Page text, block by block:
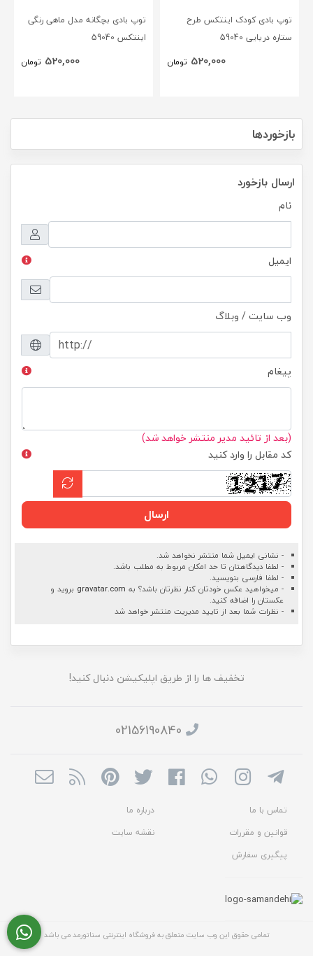
توپ بادی کودک اینتکس طرح
ستاره دریایی 59040
520,000 تومان
توپ بادی بچگانه مدل ماهی رنگی
اینتکس 59040
520,000 تومان
بازخوردها
ارسال بازخورد
نام
ایمیل
وب سایت / وبلاگ
پیغام
(بعد از تائید مدیر منتشر خواهد شد)
کد مقابل را وارد کنید
ارسال
- نشانی ایمیل شما منتشر نخواهد شد.
- لطفا دیدگاهتان تا حد امکان مربوط به مطلب باشد.
- لطفا فارسی بنویسید.
- میخواهید عکس خودتان کنار نظرتان باشد؟ به gravatar.com بروید و
عکستان را اضافه کنید.
- نظرات شما بعد از تایید مدیریت منتشر خواهد شد
تخفیف ها را از طریق اپلیکیشن دنبال کنید!
02156190840
تماس با ما
درباره ما
قوانین و مقررات
نقشه سایت
پیگیری سفارش
تمامی حقوق این وب سایت متعلق به فروشگاه اینترنتی سناتورمد می باشد